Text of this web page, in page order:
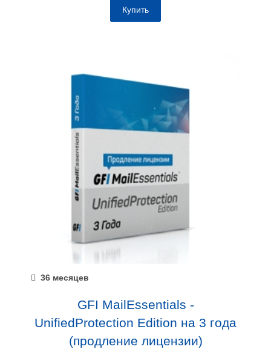
Купить
36 месяцев
GFI MailEssentials -
UnifiedProtection Edition на 3 года
(продление лицензии)